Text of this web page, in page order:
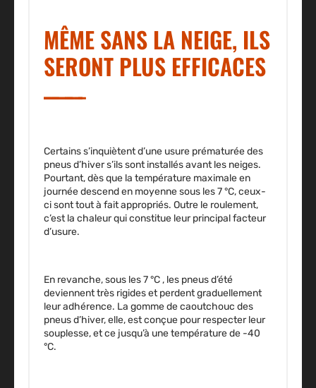
MÊME SANS LA NEIGE, ILS
SERONT PLUS EFFICACES
Certains s’inquiètent d’une usure prématurée des
pneus d’hiver s’ils sont installés avant les neiges.
Pourtant, dès que la température maximale en
journée descend en moyenne sous les 7 °C, ceux-
ci sont tout à fait appropriés. Outre le roulement,
c’est la chaleur qui constitue leur principal facteur
d’usure.
En revanche, sous les 7 °C , les pneus d’été
deviennent très rigides et perdent graduellement
leur adhérence. La gomme de caoutchouc des
pneus d’hiver, elle, est conçue pour respecter leur
souplesse, et ce jusqu’à une température de -40
°C.